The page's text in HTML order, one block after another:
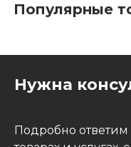
Популярные
Нужна
Подробно